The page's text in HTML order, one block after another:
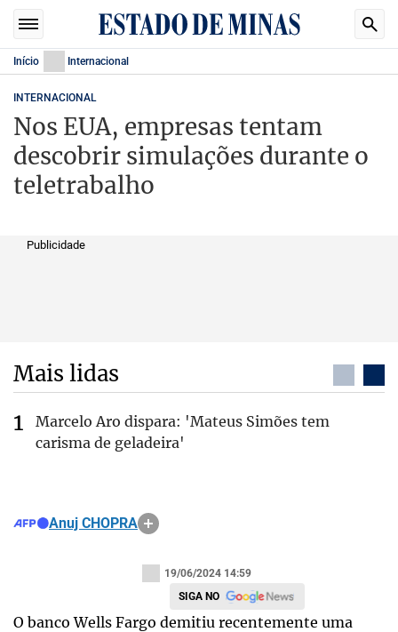
Início Internacional
INTERNACIONAL
Nos EUA, empresas tentam
descobrir simulações durante o
teletrabalho
Publicidade
Mais lidas
Marcelo Aro dispara: 'Mateus Simões tem
carisma de geladeira'
Anuj CHOPRA
19/06/2024 14:59
SIGA NO
O banco Wells Fargo demitiu recentemente uma